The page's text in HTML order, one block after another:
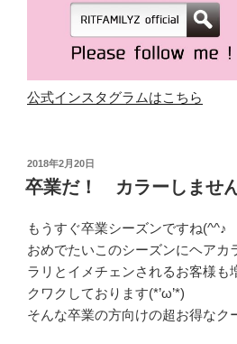
公式インスタグラムはこちら
投
稿
日:
2018年2月20日
卒業だ！ カラーしませ
もうすぐ卒業シーズンですね(^^♪
おめでたいこのシーズンにヘアカ
ラリとイメチェンされるお客様も
クワクしております(*’ω’*)
そんな卒業の方向けの超お得な